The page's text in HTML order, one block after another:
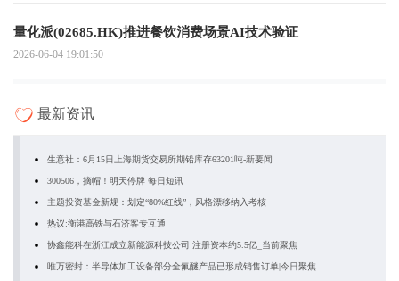
量化派(02685.HK)推进餐饮消费场景AI技术验证
2026-06-04 19:01:50
最新资讯
生意社：6月15日上海期货交易所期铅库存63201吨-新要闻
300506，摘帽！明天停牌 每日短讯
主题投资基金新规：划定“80%红线”，风格漂移纳入考核
热议:衡港高铁与石济客专互通
协鑫能科在浙江成立新能源科技公司 注册资本约5.5亿_当前聚焦
唯万密封：半导体加工设备部分全氟醚产品已形成销售订单|今日聚焦